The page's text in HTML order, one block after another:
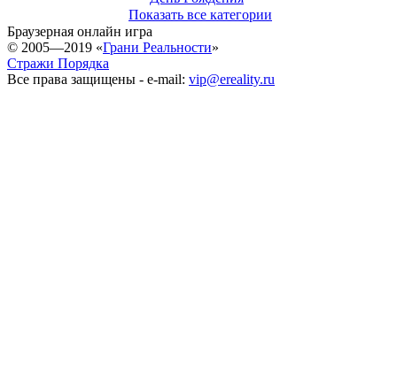
Показать все категории
Браузерная онлайн игра
© 2005—2019 «Грани Реальности»
Стражи Порядка
Все права защищены - e-mail: vip@ereality.ru